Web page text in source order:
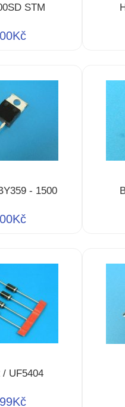
STM
- 1500
/ UF5404